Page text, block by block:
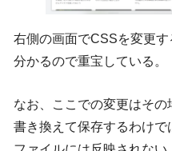
右側の画面でCSSを変更
分かるので重宝している。
なお、ここでの変更はそ
書き換えて保存するわけ